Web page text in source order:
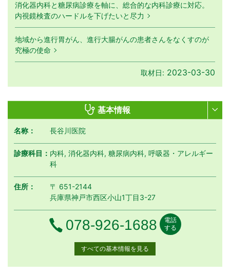
消化器内科と糖尿病診療を軸に、総合的な内科診療に対応。
内視鏡検査のハードルを下げたいと尽力
地域から進行胃がん、進行大腸がんの患者さんをなくすのが
究極の使命
取材日: 2023-03-30
基本情報
名称： 長谷川医院
診療科目： 内科, 消化器内科, 糖尿病内科, 呼吸器・アレルギー
科
住所：
〒 651-2144
兵庫県神戸市西区小山1丁目3-27
電話番号
078-926-1688
電話
する
すべての基本情報を見る